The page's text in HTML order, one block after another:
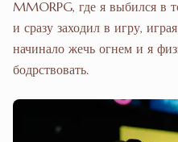
MMORPG, где я выбился в
и сразу заходил в игру,
начинало жечь огнем и я
бодрствовать.